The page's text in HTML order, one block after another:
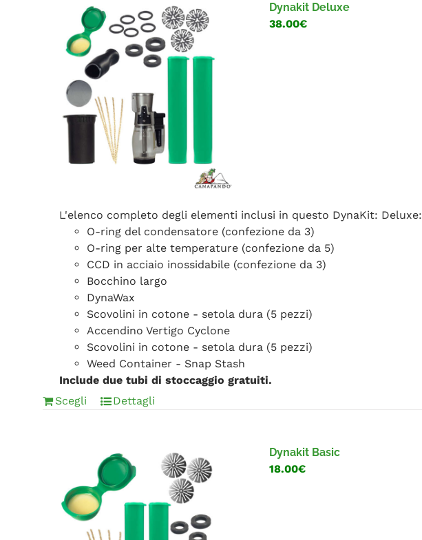
Dynakit Deluxe
38.00€
L'elenco completo degli elementi inclusi in questo DynaKit: Deluxe:
O-ring del condensatore (confezione da 3)
O-ring per alte temperature (confezione da 5)
CCD in acciaio inossidabile (confezione da 3)
Bocchino largo
DynaWax
Scovolini in cotone - setola dura (5 pezzi)
Accendino Vertigo Cyclone
Scovolini in cotone - setola dura (5 pezzi)
Weed Container - Snap Stash
Include due tubi di stoccaggio gratuiti.
Scegli
Dettagli
Dynakit Basic
18.00€